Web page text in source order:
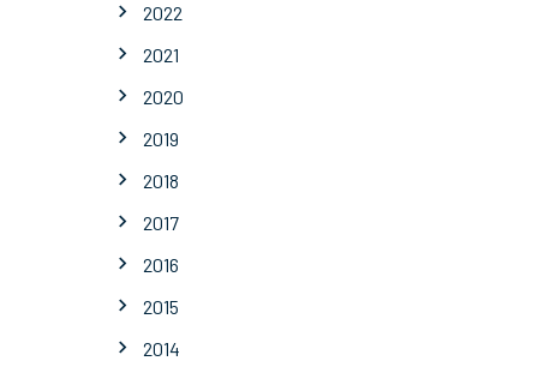
2022
2021
2020
2019
2018
2017
2016
2015
2014